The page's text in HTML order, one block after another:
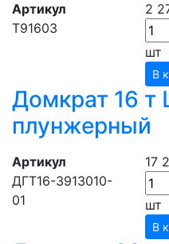
Артикул
Т91603
2
шт
В
Домкрат 16
плунжерный
Артикул
ДГТ16-3913010-
01
17
шт
В